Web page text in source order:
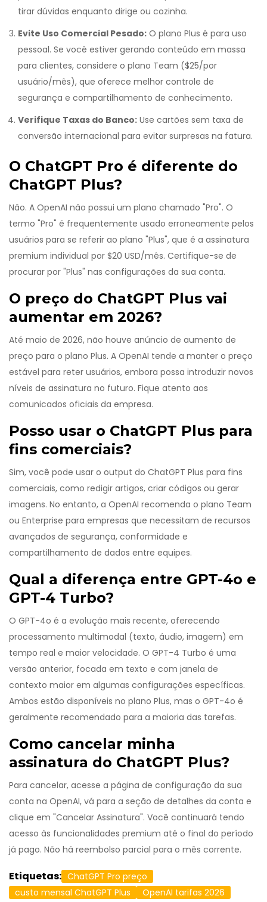
tirar dúvidas enquanto dirige ou cozinha.
Evite Uso Comercial Pesado: O plano Plus é para uso
pessoal. Se você estiver gerando conteúdo em massa
para clientes, considere o plano Team ($25/por
usuário/mês), que oferece melhor controle de
segurança e compartilhamento de conhecimento.
Verifique Taxas do Banco: Use cartões sem taxa de
conversão internacional para evitar surpresas na fatura.
O ChatGPT Pro é diferente do
ChatGPT Plus?
Não. A OpenAI não possui um plano chamado "Pro". O
termo "Pro" é frequentemente usado erroneamente pelos
usuários para se referir ao plano "Plus", que é a assinatura
premium individual por $20 USD/mês. Certifique-se de
procurar por "Plus" nas configurações da sua conta.
O preço do ChatGPT Plus vai
aumentar em 2026?
Até maio de 2026, não houve anúncio de aumento de
preço para o plano Plus. A OpenAI tende a manter o preço
estável para reter usuários, embora possa introduzir novos
níveis de assinatura no futuro. Fique atento aos
comunicados oficiais da empresa.
Posso usar o ChatGPT Plus para
fins comerciais?
Sim, você pode usar o output do ChatGPT Plus para fins
comerciais, como redigir artigos, criar códigos ou gerar
imagens. No entanto, a OpenAI recomenda o plano Team
ou Enterprise para empresas que necessitam de recursos
avançados de segurança, conformidade e
compartilhamento de dados entre equipes.
Qual a diferença entre GPT-4o e
GPT-4 Turbo?
O GPT-4o é a evolução mais recente, oferecendo
processamento multimodal (texto, áudio, imagem) em
tempo real e maior velocidade. O GPT-4 Turbo é uma
versão anterior, focada em texto e com janela de
contexto maior em algumas configurações específicas.
Ambos estão disponíveis no plano Plus, mas o GPT-4o é
geralmente recomendado para a maioria das tarefas.
Como cancelar minha
assinatura do ChatGPT Plus?
Para cancelar, acesse a página de configuração da sua
conta na OpenAI, vá para a seção de detalhes da conta e
clique em "Cancelar Assinatura". Você continuará tendo
acesso às funcionalidades premium até o final do período
já pago. Não há reembolso parcial para o mês corrente.
Etiquetas: ChatGPT Pro preço
custo mensal ChatGPT Plus
OpenAI tarifas 2026